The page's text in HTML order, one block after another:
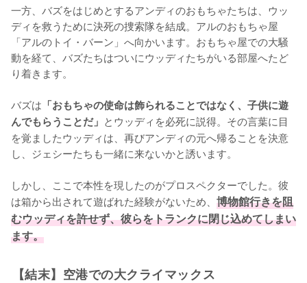
一方、バズをはじめとするアンディのおもちゃたちは、ウッ
ディを救うために決死の捜索隊を結成。アルのおもちゃ屋
「アルのトイ・バーン」へ向かいます。おもちゃ屋での大騒
動を経て、バズたちはついにウッディたちがいる部屋へたど
り着きます。
バズは 「おもちゃの使命は飾られることではなく、子供に遊
んでもらうことだ」 とウッディを必死に説得。その言葉に目
を覚ましたウッディは、再びアンディの元へ帰ることを決意
し、ジェシーたちも一緒に来ないかと誘います。
しかし、ここで本性を現したのがプロスペクターでした。彼
は箱から出されて遊ばれた経験がないため、 博物館行きを阻
むウッディを許せず、彼らをトランクに閉じ込めてしまい
ます。
【結末】空港での大クライマックス